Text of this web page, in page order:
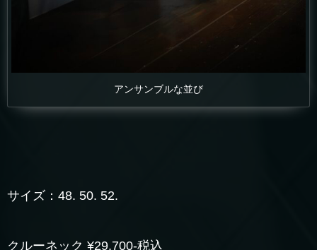
アンサンブルな並び
サイズ：48. 50. 52.
クルーネック ¥29.700-税込